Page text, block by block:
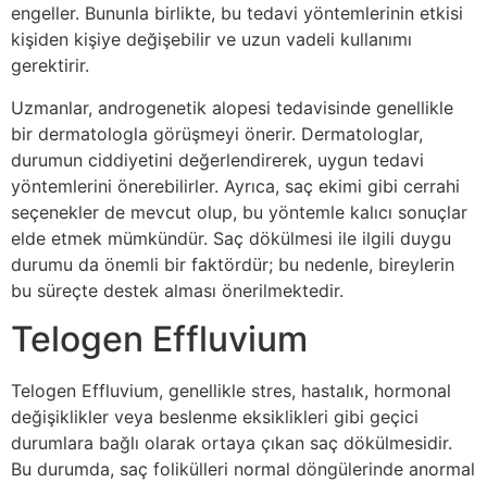
engeller. Bununla birlikte, bu tedavi yöntemlerinin etkisi
kişiden kişiye değişebilir ve uzun vadeli kullanımı
gerektirir.
Uzmanlar, androgenetik alopesi tedavisinde genellikle
bir dermatologla görüşmeyi önerir. Dermatologlar,
durumun ciddiyetini değerlendirerek, uygun tedavi
yöntemlerini önerebilirler. Ayrıca, saç ekimi gibi cerrahi
seçenekler de mevcut olup, bu yöntemle kalıcı sonuçlar
elde etmek mümkündür. Saç dökülmesi ile ilgili duygu
durumu da önemli bir faktördür; bu nedenle, bireylerin
bu süreçte destek alması önerilmektedir.
Telogen Effluvium
Telogen Effluvium, genellikle stres, hastalık, hormonal
değişiklikler veya beslenme eksiklikleri gibi geçici
durumlara bağlı olarak ortaya çıkan saç dökülmesidir.
Bu durumda, saç folikülleri normal döngülerinde anormal